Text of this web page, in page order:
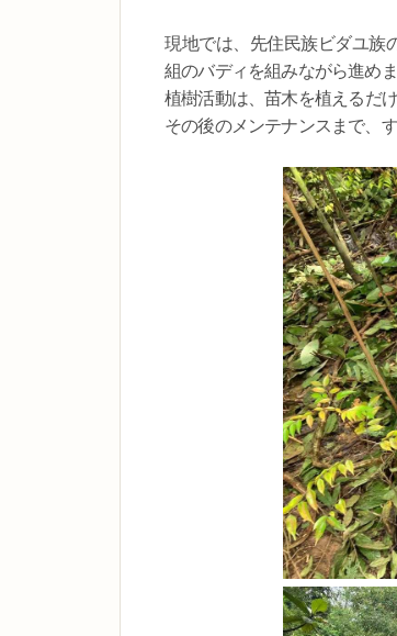
現地では、先住民族ビダユ族
組のバディを組みながら進めま
植樹活動は、苗木を植えるだ
その後のメンテナンスまで、